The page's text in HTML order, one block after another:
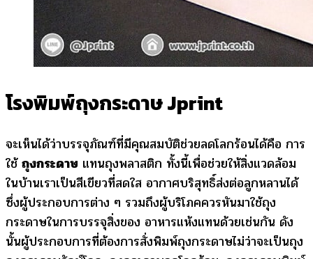
โรงพิมพ์ถุงกระดาษ Jprint
จะเห็นได้ว่าบรรจุภัณฑ์ที่มีคุณสมบัติช่วยลดโลกร้อนได้คือ การ
ใช้ถุงกระดาษ แทนถุงพลาสติก ทั้งนี้เพื่อช่วยให้สิ่งแวดล้อม
ในบ้านเราเป็นสีเขียวที่สดใส อากาศบริสุทธิ์ส่งต่อลูกหลานได้
ซึ่งผู้ประกอบการต่าง ๆ รวมถึงผู้บริโภคควรหันมาใช้ถุง
กระดาษในการบรรจุสิ่งของ อาหารแห้งแทนด้วยเช่นกัน ดัง
นั้นผู้ประกอบการที่ต้องการสั่งพิมพ์ถุงกระดาษไม่ว่าจะเป็นถุง